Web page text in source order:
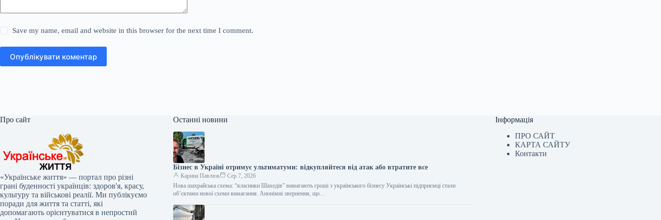
Save my name, email and website in this browser for the next time I comment.
Опублікувати коментар
Про сайт
«Українське життя» — портал про різні
грані буденності українців: здоров'я, красу,
культуру та військові реалії. Ми публікуємо
поради для життя та статті, які
допомагають орієнтуватися в непростий
Останні новини
Бізнес в Україні отримує ультиматуми: відкупляйтеся від атак або втратите все
Карина Павлюк
Сер 7, 2026
Нова шахрайська схема: “власники Шахедів” вимагають гроші з українського бізнесу Українські підприємці стали
об’єктами нової схеми вимагання. Анонімні звернення, що…
Інформація
ПРО САЙТ
КАРТА САЙТУ
Контакти